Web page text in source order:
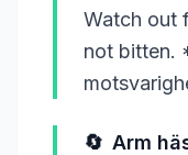
Watch out
not bitten.
🔄 Arm